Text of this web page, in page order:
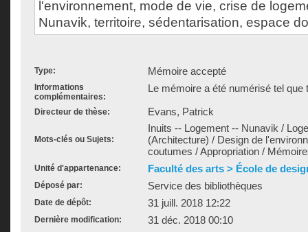
l'environnement, mode de vie, crise de
Nunavik, territoire, sédentarisation, espace
Type: Mémoire accepté
Informations
complémentaires:
Le mémoire a été numérisé tel que
Directeur de thèse: Evans, Patrick
Mots-clés ou Sujets:
Inuits -- Logement -- Nunavik /
(Architecture) / Design de
coutumes / Appropriation /
Unité d'appartenance: Faculté des arts > École de
Déposé par: Service des bibliothèques
Date de dépôt: 31 juill. 2018 12:22
Dernière modification:
31 déc. 2018 00:10